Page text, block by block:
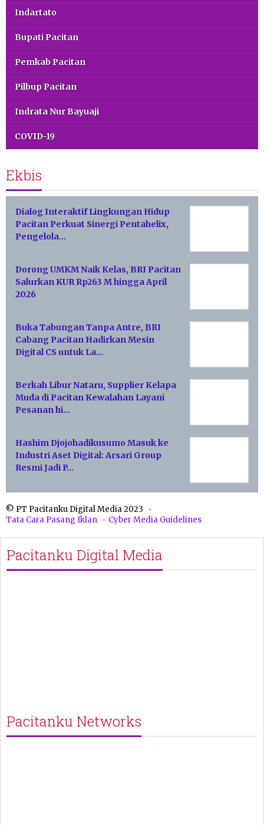
Indartato
Bupati Pacitan
Pemkab Pacitan
Pilbup Pacitan
Indrata Nur Bayuaji
COVID-19
Ekbis
Dialog Interaktif Lingkungan Hidup
Pacitan Perkuat Sinergi Pentahelix,
Pengelola…
Dorong UMKM Naik Kelas, BRI Pacitan
Salurkan KUR Rp263 M hingga April
2026
Buka Tabungan Tanpa Antre, BRI
Cabang Pacitan Hadirkan Mesin
Digital CS untuk La…
Berkah Libur Nataru, Supplier Kelapa
Muda di Pacitan Kewalahan Layani
Pesanan hi…
Hashim Djojohadikusumo Masuk ke
Industri Aset Digital: Arsari Group
Resmi Jadi P…
© PT Pacitanku Digital Media 2023
Tata Cara Pasang Iklan
Cyber Media Guidelines
Pacitanku Digital Media
Pacitanku Networks